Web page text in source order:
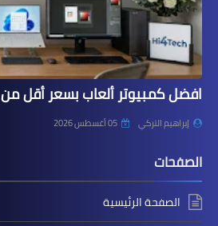
افضل كمبيوتر ألعاب بسعر أقل من 300 دولار في 2026
إبراهيم التركي 05 أغسطس 2026
الصفحات
الصفحة الرئيسية